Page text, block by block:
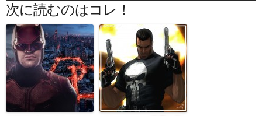
次に読むのはコレ！